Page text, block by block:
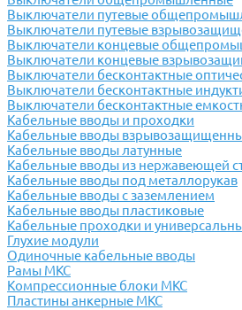
Выключатели путевые
Выключатели путевые
Выключатели концевые
Выключатели концевые
Выключатели бесконтактные
Выключатели бесконтактные
Выключатели бесконтактные
Кабельные вводы и проходки
Кабельные вводы
Кабельные вводы латунные
Кабельные вводы из нержавеющей
Кабельные вводы под металлорукав
Кабельные вводы с заземлением
Кабельные вводы пластиковые
Кабельные проходки и
Глухие модули
Одиночные кабельные вводы
Рамы МКС
Компрессионные блоки МКС
Пластины анкерные МКС